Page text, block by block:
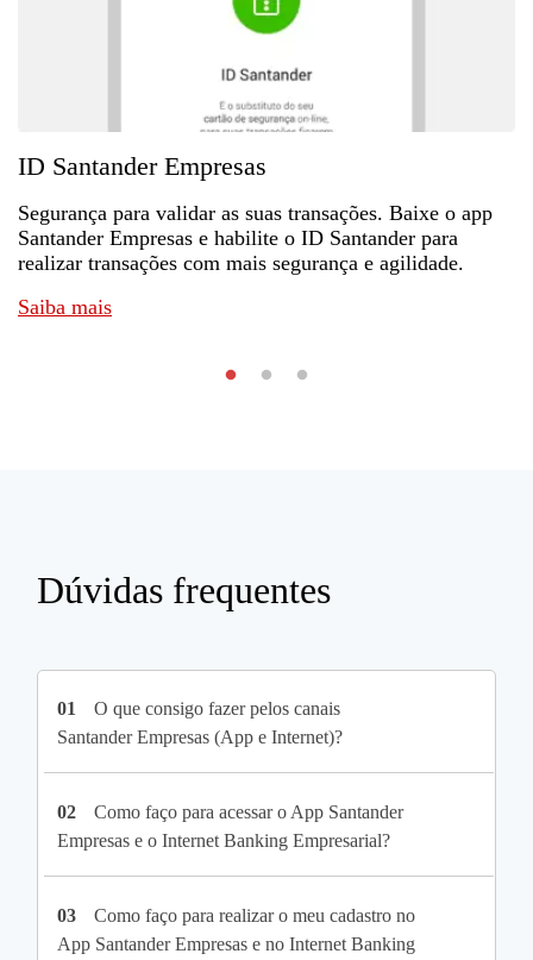
ID Santander Empresas
Segurança para validar as suas transações. Baixe o app
Santander Empresas e habilite o ID Santander para
realizar transações com mais segurança e agilidade.
Saiba mais
Dúvidas frequentes
01
O que consigo fazer pelos canais
Santander Empresas (App e Internet)?
02
Como faço para acessar o App Santander
Empresas e o Internet Banking Empresarial?
03
Como faço para realizar o meu cadastro no
App Santander Empresas e no Internet Banking